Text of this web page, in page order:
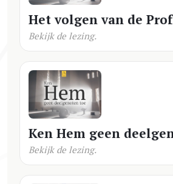
Het volgen van de
Bekijk de lezing.
Ken Hem geen
Bekijk de lezing.